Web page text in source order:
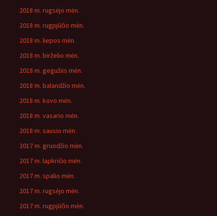
2018 m. rugsėjo mėn.
2018 m. rugpjūčio mėn.
2018 m. liepos mėn.
2018 m. birželio mėn.
2018 m. gegužės mėn.
2018 m. balandžio mėn.
2018 m. kovo mėn.
2018 m. vasario mėn.
2018 m. sausio mėn.
2017 m. gruodžio mėn.
2017 m. lapkričio mėn.
2017 m. spalio mėn.
2017 m. rugsėjo mėn.
2017 m. rugpjūčio mėn.